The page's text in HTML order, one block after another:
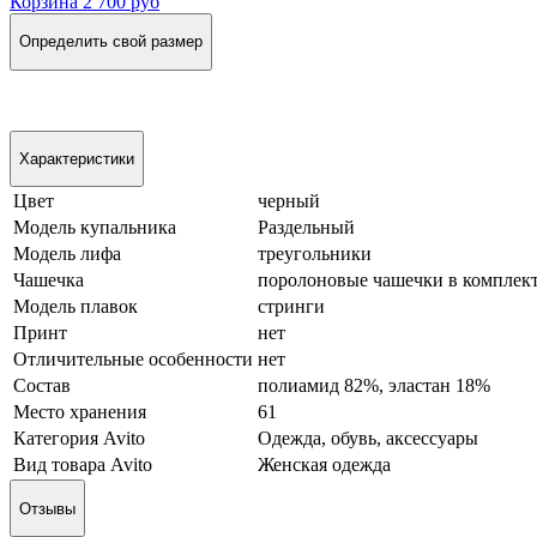
Определить свой размер
Характеристики
Цвет
черный
Модель купальника
Раздельный
Модель лифа
треугольники
Чашечка
поролоновые чашечки в
Модель плавок
стринги
Принт
нет
Отличительные особенности нет
Состав
полиамид 82%, эластан 18%
Место хранения
61
Категория Avito
Одежда, обувь, аксессуары
Вид товара Avito
Женская одежда
Отзывы